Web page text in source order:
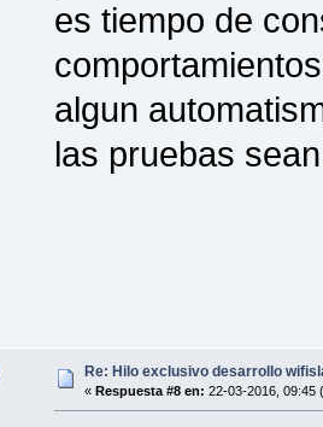
es tiempo de
algun
las pruebas
Re: Hilo exclusivo desarrollo
« Respuesta #8 en: 22-03-2016, 09:45